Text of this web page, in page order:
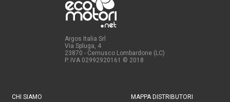
Argos Italia Srl
Via Spluga, 4
23870 - Cernusco Lombardone (LC)
P. IVA 02992920161 © 2018
CHI SIAMO MAPPA DISTRIBUTORI